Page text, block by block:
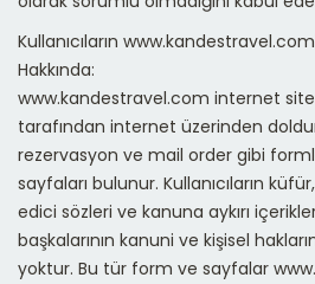
Kullanıcıların
Hakkında:
www.kandestravel.com internet
tarafından internet üzerinden
rezervasyon ve mail order gibi
sayfaları bulunur. Kullanıcıların
edici sözleri ve kanuna aykırı
başkalarının kanuni ve kişisel
yoktur. Bu tür form ve sayfalar